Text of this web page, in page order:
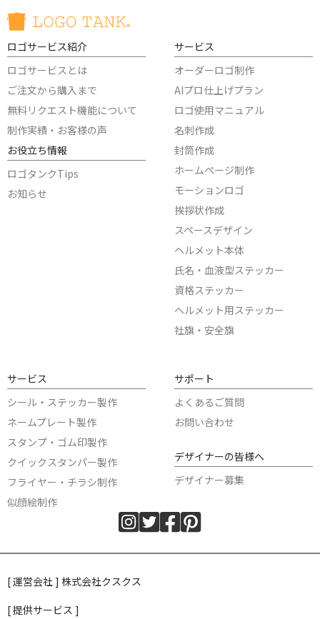
ロゴサービス紹介
ロゴサービスとは
ご注文から購入まで
無料リクエスト機能について
制作実績・お客様の声
お役立ち情報
ロゴタンクTips
お知らせ
サービス
オーダーロゴ制作
AIプロ仕上げプラン
ロゴ使用マニュアル
名刺作成
封筒作成
ホームページ制作
モーションロゴ
挨拶状作成
スペースデザイン
ヘルメット本体
氏名・血液型ステッカー
資格ステッカー
ヘルメット用ステッカー
社旗・安全旗
サービス
シール・ステッカー製作
ネームプレート製作
スタンプ・ゴム印製作
クイックスタンパー製作
フライヤー・チラシ制作
似顔絵制作
サポート
よくあるご質問
お問い合わせ
デザイナーの皆様へ
デザイナー募集
[ 運営会社 ] 株式会社クスクス
[ 提供サービス ]